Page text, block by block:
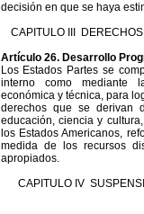
decisión en que se haya
CAPITULO III
Artículo 26. Desarrollo
Los Estados Partes se
interno como mediante
económica y técnica, para
derechos que se derivan
educación, ciencia y
los Estados Americanos,
medida de los recursos
apropiados.
CAPITULO IV